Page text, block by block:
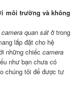
môi trường và không
camera quan sát ở trong
lắp đặt cho hệ
những chiếc camera
như bạn chưa có
chúng tôi để được tư